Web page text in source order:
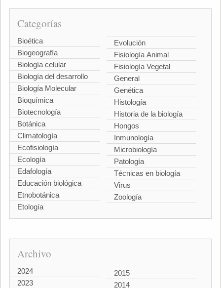
Categorías
Bioética
Biogeografía
Biología celular
Biología del desarrollo
Biología Molecular
Bioquímica
Biotecnología
Botánica
Climatología
Ecofisiología
Ecología
Edafología
Educación biológica
Etnobotánica
Etología
Evolución
Fisiología Animal
Fisiología Vegetal
General
Genética
Histología
Historia de la biología
Hongos
Inmunología
Microbiología
Patología
Técnicas en biología
Virus
Zoología
Archivo
2024
2023
2015
2014